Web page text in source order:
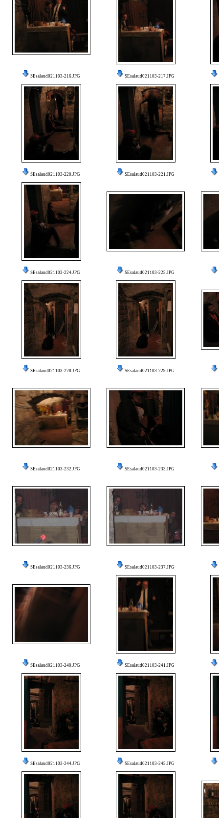
SEsalaud021103-216.JPG SEsalaud021103-217.JPG
SEsalaud021103-220.JPG SEsalaud021103-221.JPG
SEsalaud021103-224.JPG SEsalaud021103-225.JPG
SEsalaud021103-228.JPG SEsalaud021103-229.JPG
SEsalaud021103-232.JPG SEsalaud021103-233.JPG
SEsalaud021103-236.JPG SEsalaud021103-237.JPG
SEsalaud021103-240.JPG SEsalaud021103-241.JPG
SEsalaud021103-244.JPG SEsalaud021103-245.JPG